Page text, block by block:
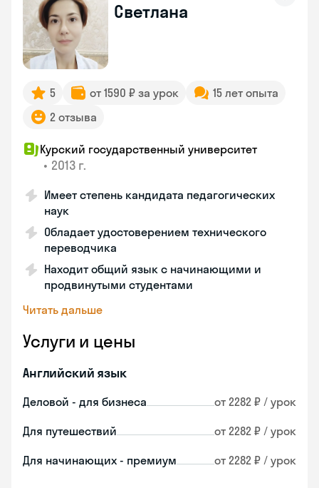
Светлана
5 от 1590 ₽ за урок
15 лет опыта
2 отзыва
Курский государственный университет
• 2013 г.
Имеет степень кандидата педагогических
наук
Обладает удостоверением технического
переводчика
Находит общий язык с начинающими и
продвинутыми студентами
Читать дальше
Услуги и цены
Английский язык
Деловой - для бизнеса от 2282 ₽ / урок
Для путешествий от 2282 ₽ / урок
Для начинающих - премиум от 2282 ₽ / урок